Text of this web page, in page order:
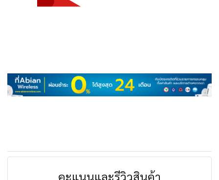
คะแนนและรีวิวสินค้า